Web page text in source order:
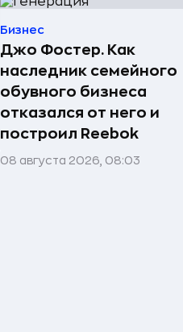
Бизнес
Джо Фостер. Как
наследник семейного
обувного бизнеса
отказался от него и
построил Reebok
08 августа 2026, 08:03